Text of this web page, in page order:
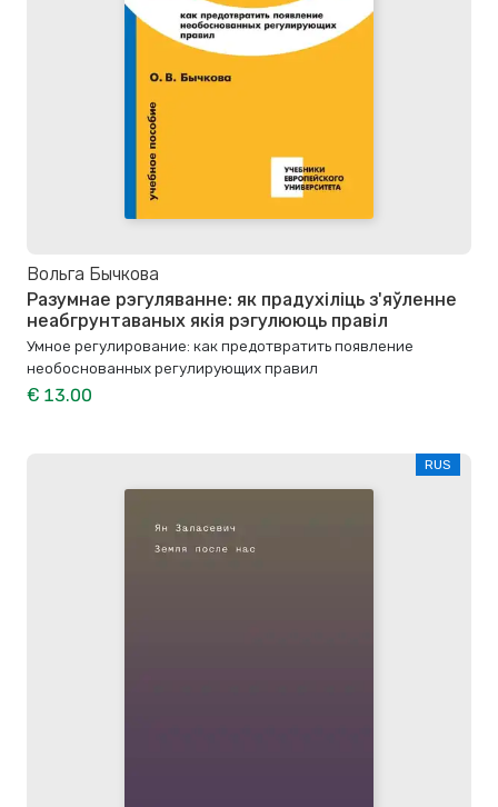
Вольга Бычкова
Разумнае рэгуляванне: як прадухіліць з'яўленне
неабгрунтаваных якія рэгулююць правіл
Умное регулирование: как предотвратить появление
необоснованных регулирующих правил
€ 13.00
RUS